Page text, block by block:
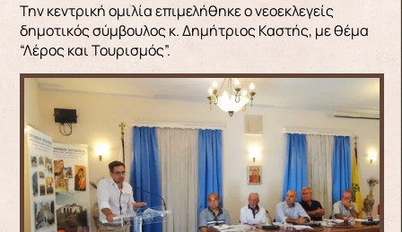
Την κεντρική ομιλία επιμελήθηκε ο νεοεκλεγείς
δημοτικός σύμβουλος κ. Δημήτριος Καστής, με θέμα
“Λέρος και Τουρισμός”.